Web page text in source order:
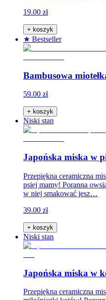
19.00 zł
+ koszyk
★ Bestseller
Bambusowa
59.00 zł
+ koszyk
Niski stan
Japońska miska w
Przepiękna ceramiczna
psiej mamy! Poranna
w niej smakować jesz…
39.00 zł
+ koszyk
Niski stan
Japońska miska w
Przepiękna ceramiczna